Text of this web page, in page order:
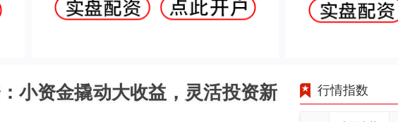
小资金撬动大收益，灵活投资新
行情指数